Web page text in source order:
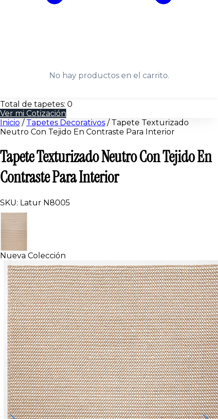
No hay productos en el carrito.
Total de tapetes: 0
Ver mi Cotización
Inicio / Tapetes Decorativos / Tapete Texturizado
Neutro Con Tejido En Contraste Para Interior
Tapete Texturizado Neutro Con Tejido En
Contraste Para Interior
SKU: Latur N8005
Nueva Colección